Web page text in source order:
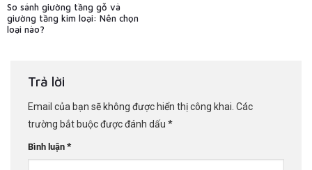
So sánh giường tầng gỗ và
giường tầng kim loại: Nên chọn
loại nào?
Trả lời
Email của bạn sẽ không được hiển thị công khai. Các
trường bắt buộc được đánh dấu *
Bình luận *